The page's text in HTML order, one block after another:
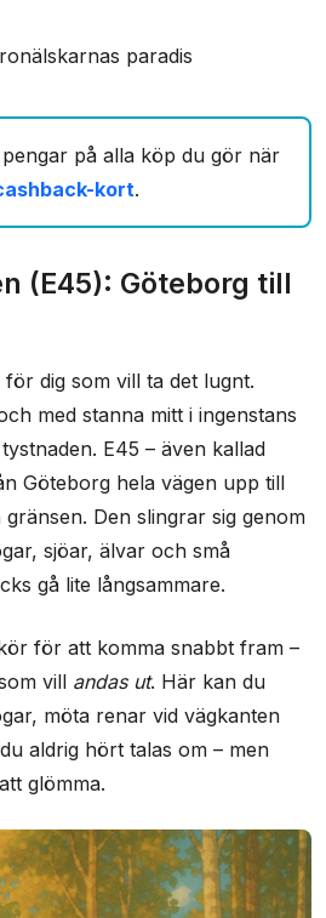
paradis
på alla köp du gör när
kort.
(E45): Göteborg till
dig som vill ta det lugnt.
med stanna mitt i ingenstans
E45 – även kallad
Göteborg hela vägen upp till
Den slingrar sig genom
sjöar, älvar och små
gå lite långsammare.
för att komma snabbt fram –
vill andas ut. Här kan du
möta renar vid vägkanten
aldrig hört talas om – men
glömma.